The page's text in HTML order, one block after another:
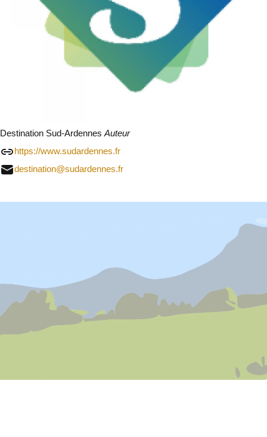
Destination Sud-Ardennes Auteur
https://www.sudardennes.fr
destination@sudardennes.fr